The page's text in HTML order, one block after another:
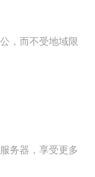
，而不受地域限
务器，享受更多